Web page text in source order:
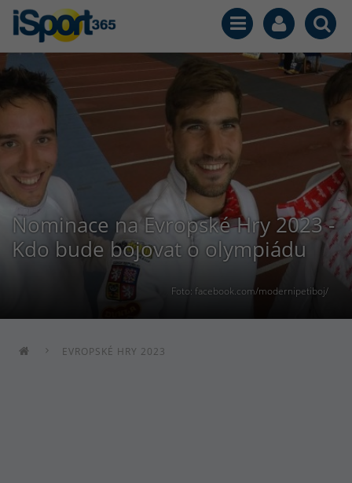
Foto: facebook.com/modernipetiboj/
Nominace na Evropské Hry 2023 -
Kdo bude bojovat o olympiádu
EVROPSKÉ HRY 2023